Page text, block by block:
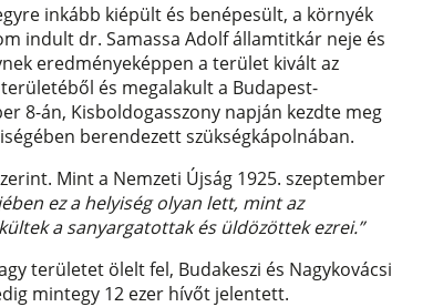
inkább kiépült és benépesült, a környék
indult dr. Samassa Adolf államtitkár neje és
eredményeképpen a terület kivált az
és megalakult a Budapest-
8-án, Kisboldogasszony napján kezdte meg
berendezett szükségkápolnában.
Mint a Nemzeti Újság 1925. szeptember
ez a helyiség olyan lett, mint az
a sanyargatottak és üldözöttek ezrei.”
területet ölelt fel, Budakeszi és Nagykovácsi
mintegy 12 ezer hívőt jelentett.